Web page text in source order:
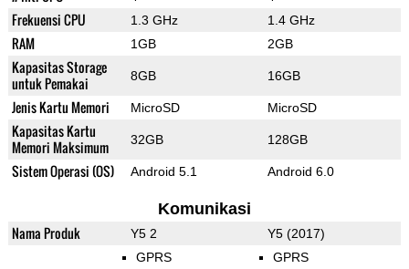
Frekuensi CPU 1.3 GHz 1.4 GHz
RAM 1GB 2GB
Kapasitas Storage
untuk Pemakai
8GB 16GB
Jenis Kartu Memori MicroSD MicroSD
Kapasitas Kartu
Memori Maksimum
32GB 128GB
Sistem Operasi (OS) Android 5.1 Android 6.0
Komunikasi
Nama Produk Y5 2 Y5 (2017)
GPRS GPRS